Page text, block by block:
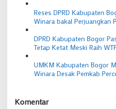
Reses DPRD Kabupaten
Winara bakal Perjuangkan
DPRD Kabupaten Bogor
Tetap Ketat Meski Raih
UMKM Kabupaten Bogor
Winara Desak Pemkab
Komentar